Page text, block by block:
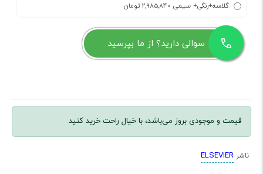
گلاسه+رنگی+ سیمی 2,985,840 تومان
سوالی دارید؟ از ما بپرسید
قیمت و موجودی بروز می‌باشد، با خیال راحت خرید کنید
ناشر ELSEVIER